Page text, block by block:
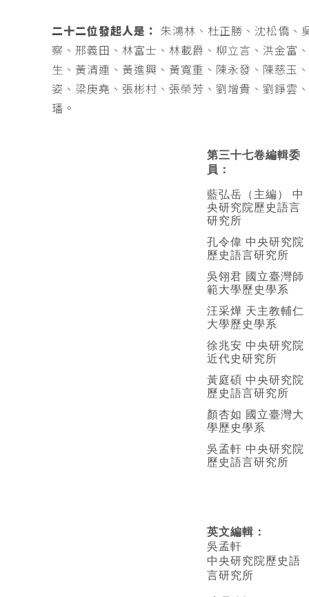
二十二位發起人是：
朱鴻林、杜正勝、沈松僑、
察、邢義田、林富士、林載爵、柳立言、洪金富
生、黃清連、黃進興、黃寬重、陳永發、陳慈玉
姿、梁庚堯、張彬村、張榮芳、劉增貴、劉錚雲
璠。
第三十七卷編輯委
員：
藍弘岳（主編） 中
央研究院歷史語言
研究所
孔令偉 中央研究院
歷史語言研究所
吳翎君 國立臺灣師
範大學歷史學系
汪采燁 天主教輔仁
大學歷史學系
徐兆安 中央研究院
近代史研究所
黃庭碩 中央研究院
歷史語言研究所
顏杏如 國立臺灣大
學歷史學系
吳孟軒 中央研究院
歷史語言研究所
英文編輯 ：
吳孟軒
中央研究院歷史語
言研究所